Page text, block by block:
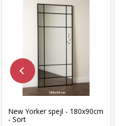
New Yorker spejl - 180x90cm
- Sort